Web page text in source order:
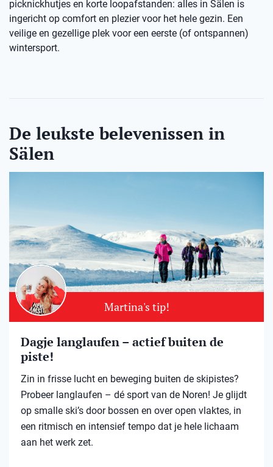
picknickhutjes en korte loopafstanden: alles in Sälen is
ingericht op comfort en plezier voor het hele gezin. Een
veilige en gezellige plek voor een eerste (of ontspannen)
wintersport.
De leukste belevenissen in
Sälen
Martina's tip!
Dagje langlaufen – actief buiten de
piste!
Zin in frisse lucht en beweging buiten de skipistes?
Probeer langlaufen – dé sport van de Noren! Je glijdt
op smalle ski’s door bossen en over open vlaktes, in
een ritmisch en intensief tempo dat je hele lichaam
aan het werk zet.